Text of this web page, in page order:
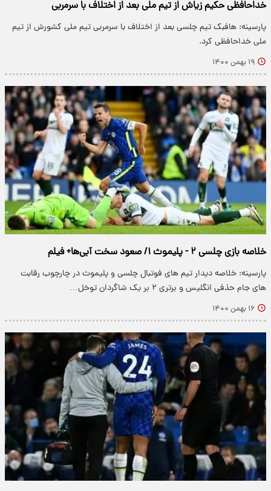
خداحافظی حکیم زیاش از تیم ملی بعد از اختلاف با سرمربی
پارسینه: هافبک تیم چلسی بعد از اختلاف با سرمربی تیم ملی کشورش از تیم
ملی خداحافظی کرد.
۱۹ بهمن ۱۴۰۰
خلاصه بازی چلسی ۲ - پلیموث ۱/ صعود سخت آبی‌ها+ فیلم
پارسینه: خلاصه دیدار تیم های فوتبال چلسی و پلیموث در چارچوب رقابت
های جام حذفی انگلیس و برتری ۲ بر یک شاگردان توخل…
۱۶ بهمن ۱۴۰۰